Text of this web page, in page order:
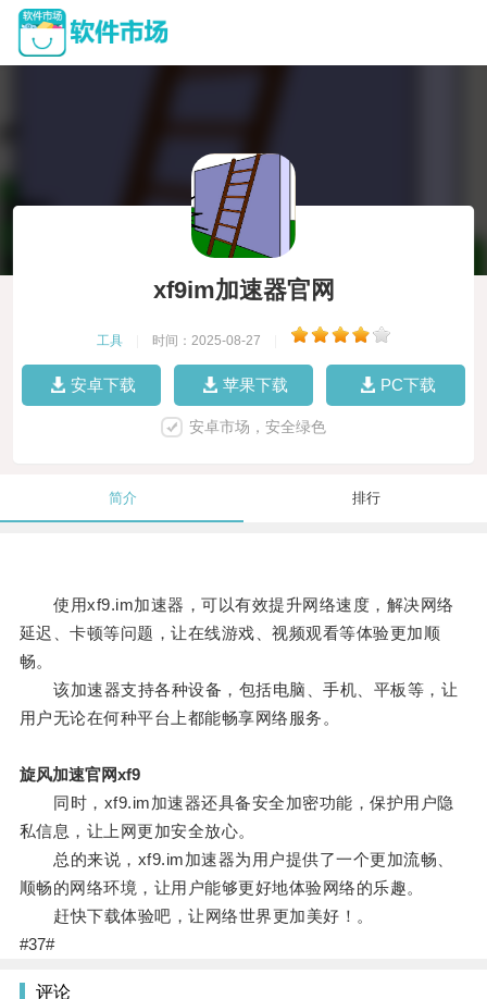
xf9im加速器官网
工具 时间：2025-08-27
安卓下载 苹果下载 PC下载
安卓市场，安全绿色
简介 排行
使用xf9.im加速器，可以有效提升网络速度，解决网络
延迟、卡顿等问题，让在线游戏、视频观看等体验更加顺
畅。
该加速器支持各种设备，包括电脑、手机、平板等，让
用户无论在何种平台上都能畅享网络服务。
旋风加速官网xf9
同时，xf9.im加速器还具备安全加密功能，保护用户隐
私信息，让上网更加安全放心。
总的来说，xf9.im加速器为用户提供了一个更加流畅、
顺畅的网络环境，让用户能够更好地体验网络的乐趣。
赶快下载体验吧，让网络世界更加美好！。
#37#
评论